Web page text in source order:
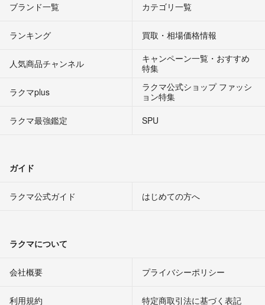
ブランド一覧 カテゴリ一覧
ランキング 買取・相場価格情報
人気商品チャンネル
キャンペーン一覧・おすすめ
特集
ラクマplus
ラクマ公式ショップ ファッシ
ョン特集
ラクマ最強鑑定
SPU
ガイド
ラクマ公式ガイド はじめての方へ
ラクマについて
会社概要 プライバシーポリシー
利用規約 特定商取引法に基づく表記